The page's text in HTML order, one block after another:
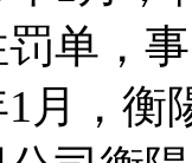
单，
1月，